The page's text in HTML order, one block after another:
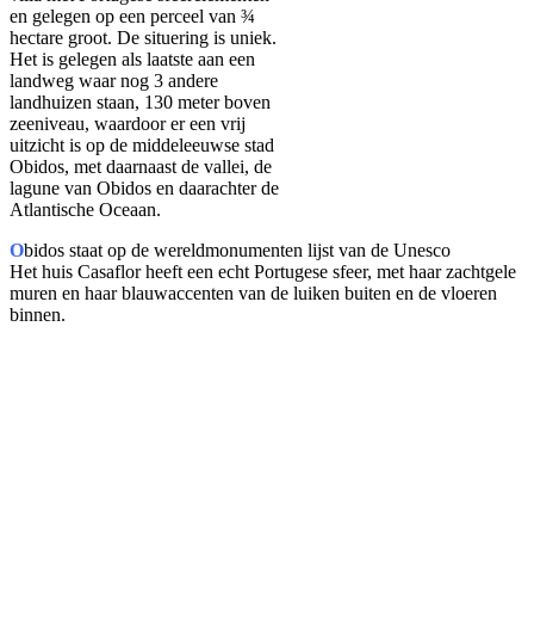
en gelegen op een perceel van ¾
hectare groot. De situering is uniek.
Het is gelegen als laatste aan een
landweg waar nog 3 andere
landhuizen staan, 130 meter boven
zeeniveau, waardoor er een vrij
uitzicht is op de middeleeuwse stad
Obidos, met daarnaast de vallei, de
lagune van Obidos en daarachter de
Atlantische Oceaan.
Obidos staat op de wereldmonumenten lijst van de Unesco
Het huis Casaflor heeft een echt Portugese sfeer, met haar zachtgele
muren en haar blauwaccenten van de luiken buiten en de vloeren
binnen.